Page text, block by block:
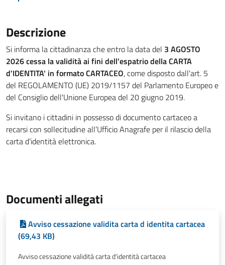
Descrizione
Si informa la cittadinanza che entro la data del 3 AGOSTO
2026 cessa la validità ai fini dell'espatrio della CARTA
d'IDENTITA' in formato CARTACEO, come disposto dall'art. 5
del REGOLAMENTO (UE) 2019/1157 del Parlamento Europeo e
del Consiglio dell'Unione Europea del 20 giugno 2019.
Si invitano i cittadini in possesso di documento cartaceo a
recarsi con sollecitudine all’Ufficio Anagrafe per il rilascio della
carta d’identità elettronica.
Documenti allegati
Avviso cessazione validita carta d identita cartacea
(69,43 KB)
Avviso cessazione validità carta d'identità cartacea